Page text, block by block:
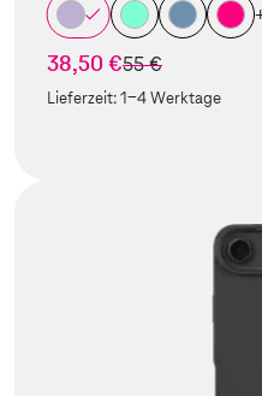
38,50 €statt
55 €
Lieferzeit:1-4 Werktage